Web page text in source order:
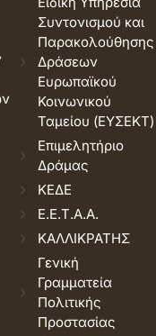
Συντονισμού και
Παρακολούθησης
Δράσεων
Ευρωπαϊκού
Κοινωνικού
Ταμείου (ΕΥΣΕΚΤ)
Επιμελητήριο
Δράμας
ΚΕΔΕ
Ε.Ε.Τ.Α.Α.
ΚΑΛΛΙΚΡΑΤΗΣ
Γενική
Γραμματεία
Πολιτικής
Προστασίας